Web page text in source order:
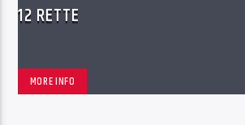
12 RETTE
MORE INFO